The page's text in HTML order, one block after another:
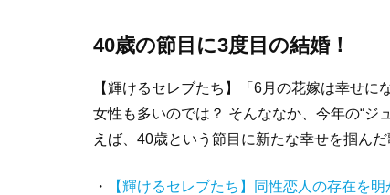
40歳の節目に3度目の結婚！
【輝けるセレブたち】「6月の花嫁は幸せ
女性も多いのでは？ そんななか、今年の“ジ
えば、40歳という節目に新たな幸せを掴ん
・ 【輝けるセレブたち】同性恋人の存在を